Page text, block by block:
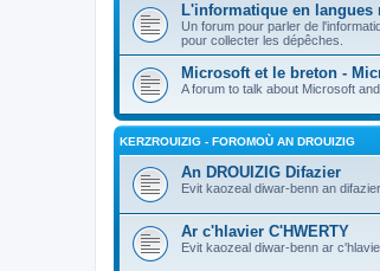
L'informatique en
Un forum pour parler de
pour collecter les dépêches.
Microsoft et le breton -
A forum to talk about Microsoft
KERZROUIZIG - FOROMOÙ AN DROUIZIG
An DROUIZIG Difazier
Evit kaozeal diwar-benn an
Ar c'hlavier C'HWERTY
Evit kaozeal diwar-benn ar